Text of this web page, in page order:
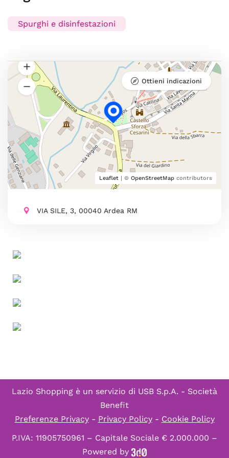
Spurghi e disinfestazioni
Leaflet | © OpenStreetMap contributors
Ottieni indicazioni
VIA SILE, 3, 00040 Ardea RM
Lazio Shopping è un servizio di USB S.p.A. - Società
Benefit
Preferenze Privacy- Privacy Policy- Cookie Policy
P.IVA: 11905750961 – Capitale Sociale € 2.000.000 –
Powered by